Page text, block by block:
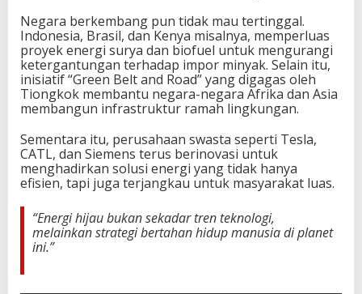
Negara berkembang pun tidak mau tertinggal.
Indonesia, Brasil, dan Kenya misalnya, memperluas
proyek energi surya dan biofuel untuk mengurangi
ketergantungan terhadap impor minyak. Selain itu,
inisiatif “Green Belt and Road” yang digagas oleh
Tiongkok membantu negara-negara Afrika dan Asia
membangun infrastruktur ramah lingkungan.
Sementara itu, perusahaan swasta seperti Tesla,
CATL, dan Siemens terus berinovasi untuk
menghadirkan solusi energi yang tidak hanya
efisien, tapi juga terjangkau untuk masyarakat luas.
“Energi hijau bukan sekadar tren teknologi,
melainkan strategi bertahan hidup manusia di planet
ini.”